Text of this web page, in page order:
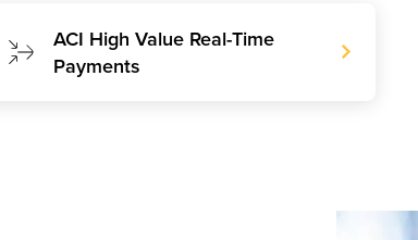
ACI High Value Real-Time
Payments